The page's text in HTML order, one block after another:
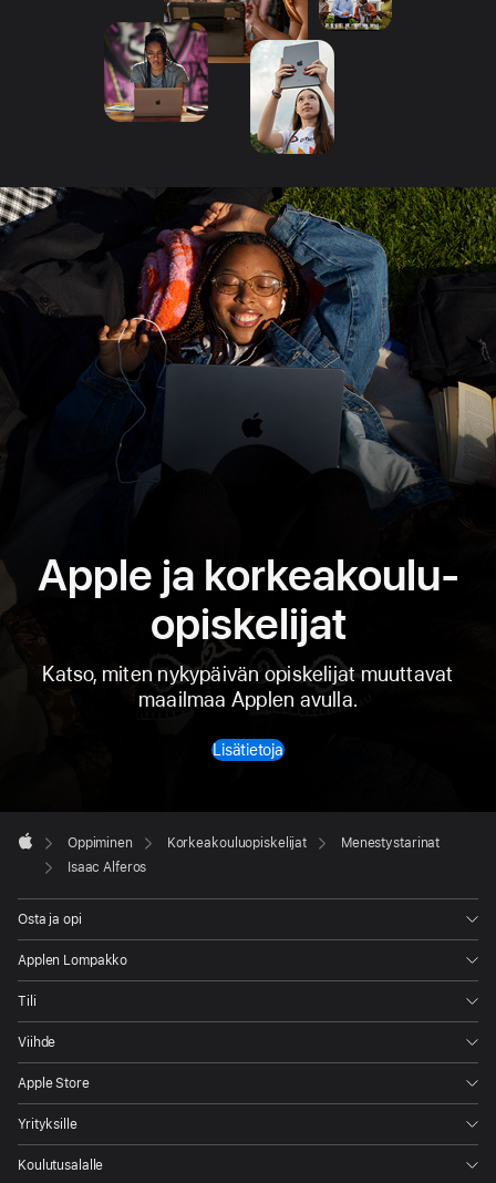
Apple ja korkeakoulu­
opiskelijat
Katso, miten nykypäivän opiskelijat muuttavat
maailmaa Applen avulla.
Lisätietoja
Footer

Apple
Oppiminen Korkeakouluopiskelijat
Menestystarinat
Isaac Alferos
Osta ja opi
Applen Lompakko
Tili
Viihde
Apple Store
Yrityksille
Koulutusalalle